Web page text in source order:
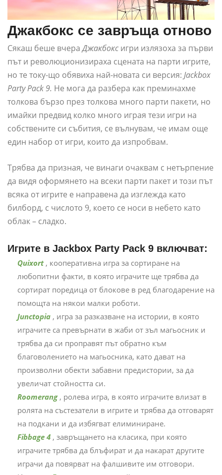
Джакбокс се завръща отново
Сякаш беше вчераДжакбокс игри излязоха за първи
път и революционизираха сцената на парти игрите,
но те току-що обявиха най-новата си версия: Jackbox
Party Pack 9. Не мога да разбера как преминахме
толкова бързо през толкова много парти пакети, но
имайки предвид колко много играя тези игри на
собствените си събития, се вълнувам, че имам още
един набор от игри, които да изпробвам.
Трябва да призная, че винаги очаквам с нетърпение
да видя оформянето на всеки парти пакет и този път
всяка от игрите е направена да изглежда като
билборд, с числото 9, което се носи в небето като
облак – сладко.
Игрите в Jackbox Party Pack 9 включват:
Quixort , кооперативна игра за сортиране на
любопитни факти, в която играчите ще трябва да
сортират поредица от блокове в ред благодарение на
помощта на някои малки роботи.
Junctopia , игра за разказване на истории, в която
играчите са превърнати в жаби от зъл магьосник и
трябва да си проправят път обратно към
благоволението на магьосника, като дават на
произволни обекти забавни предистории, за да
увеличат стойността си.
Roomerang , ролева игра, в която играчите влизат в
ролята на състезатели в игрите и трябва да отговарят
на подкани и да избягват елиминиране.
Fibbage 4 , завръщането на класика, при която
играчите трябва да блъфират и да накарат другите
играчи да повярват на фалшивите им отговори.